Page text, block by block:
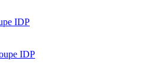
IDP
IDP